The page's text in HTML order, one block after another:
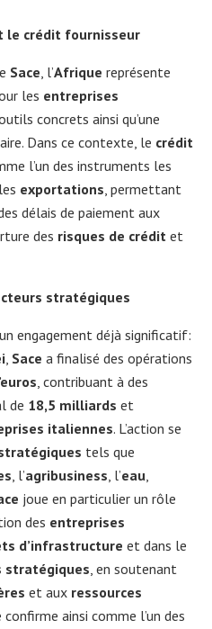
le crédit fournisseur
Sace, l’Afrique représente
les entreprises
concrets ainsi qu’une
Dans ce contexte, le crédit
l’un des instruments les
exportations, permettant
délais de paiement aux
des risques de crédit et
stratégiques
engagement déjà significatif:
, Sace a finalisé des opérations
, contribuant à des
de 18,5 milliards et
italiennes. L’action se
tels que
, l’agribusiness, l’eau,
joue en particulier un rôle
des entreprises
d’infrastructure et dans le
stratégiques, en soutenant
et aux ressources
confirme ainsi comme l’un des